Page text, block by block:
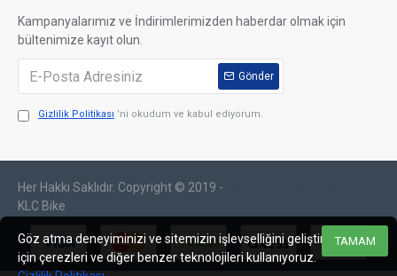
Kampanyalarımız ve İndirimlerimizden haberdar olmak için
bültenimize kayıt olun.
Gönder
Gizlilik Politikası 'ni okudum ve kabul ediyorum.
Her Hakkı Saklıdır. Copyright © 2019 -
KLC Bike
TAMAM
Göz atma deneyiminizi ve sitemizin işlevselliğini geliştirmek
için çerezleri ve diğer benzer teknolojileri kullanıyoruz.